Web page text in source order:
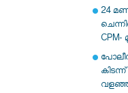
24
CPM-
വളഞ്ഞ്